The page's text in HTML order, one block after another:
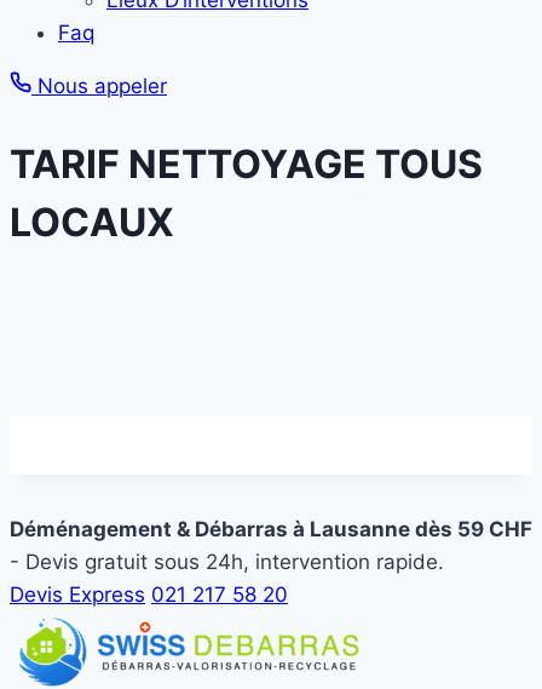
Faq
Nous appeler
TARIF NETTOYAGE TOUS
LOCAUX
Déménagement & Débarras à Lausanne dès 59 CHF
- Devis gratuit sous 24h, intervention rapide.
Devis Express 021 217 58 20